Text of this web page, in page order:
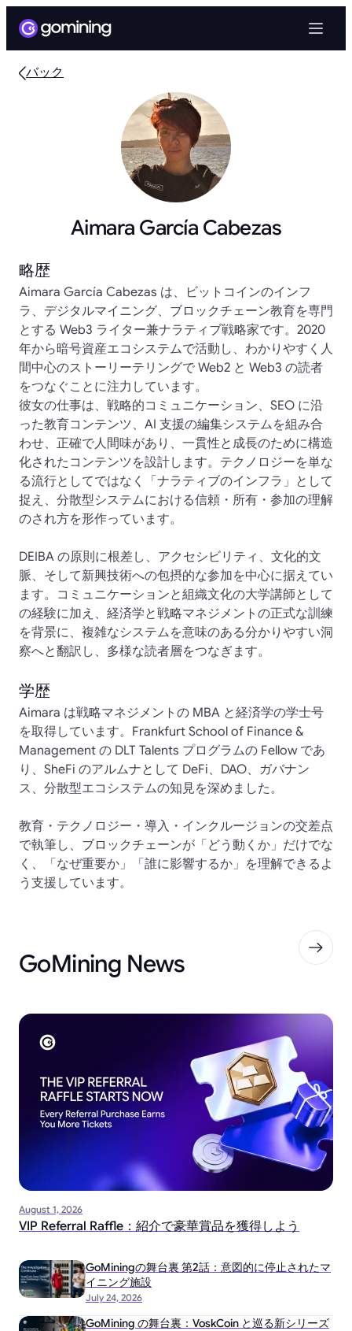
バック
Aimara García Cabezas
略歴
Aimara García Cabezas は、ビットコインのインフ
ラ、デジタルマイニング、ブロックチェーン教育を専門
とする Web3 ライター兼ナラティブ戦略家です。2020
年から暗号資産エコシステムで活動し、わかりやすく人
間中心のストーリーテリングで Web2 と Web3 の読者
をつなぐことに注力しています。
彼女の仕事は、戦略的コミュニケーション、SEO に沿
った教育コンテンツ、AI 支援の編集システムを組み合
わせ、正確で人間味があり、一貫性と成長のために構造
化されたコンテンツを設計します。テクノロジーを単な
る流行としてではなく「ナラティブのインフラ」として
捉え、分散型システムにおける信頼・所有・参加の理解
のされ方を形作っています。
DEIBA の原則に根差し、アクセシビリティ、文化的文
脈、そして新興技術への包摂的な参加を中心に据えてい
ます。コミュニケーションと組織文化の大学講師として
の経験に加え、経済学と戦略マネジメントの正式な訓練
を背景に、複雑なシステムを意味のある分かりやすい洞
察へと翻訳し、多様な読者層をつなぎます。
学歴
Aimara は戦略マネジメントの MBA と経済学の学士号
を取得しています。Frankfurt School of Finance &
Management の DLT Talents プログラムの Fellow であ
り、SheFi のアルムナとして DeFi、DAO、ガバナン
ス、分散型エコシステムの知見を深めました。
教育・テクノロジー・導入・インクルージョンの交差点
で執筆し、ブロックチェーンが「どう動くか」だけでな
く、「なぜ重要か」「誰に影響するか」を理解できるよ
う支援しています。
GoMining News
August 1, 2026
VIP Referral Raffle：紹介で豪華賞品を獲得しよう
July 24, 2026
GoMiningの舞台裏 第2話：意図的に停止されたマ
イニング施設
GoMining の舞台裏：VoskCoin と巡る新シリーズ